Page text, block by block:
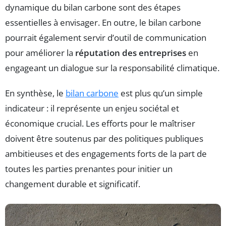
dynamique du bilan carbone sont des étapes
essentielles à envisager. En outre, le bilan carbone
pourrait également servir d’outil de communication
pour améliorer la réputation des entreprises en
engageant un dialogue sur la responsabilité climatique.
En synthèse, le bilan carbone est plus qu’un simple
indicateur : il représente un enjeu sociétal et
économique crucial. Les efforts pour le maîtriser
doivent être soutenus par des politiques publiques
ambitieuses et des engagements forts de la part de
toutes les parties prenantes pour initier un
changement durable et significatif.